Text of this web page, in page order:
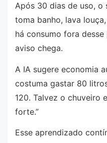
Após 30 dias de uso, o
toma banho, lava
há consumo fora
aviso chega.
A IA sugere economia
costuma gastar 80
120. Talvez o chuveiro
forte.”
Esse aprendizado